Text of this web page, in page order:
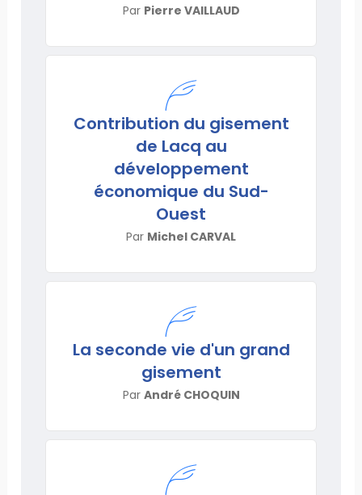
Par Pierre VAILLAUD
Contribution du gisement
de Lacq au
développement
économique du Sud-
Ouest
Par Michel CARVAL
La seconde vie d'un grand
gisement
Par André CHOQUIN